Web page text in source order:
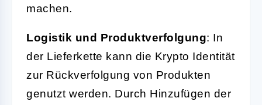
machen.
Logistik und Produktverfolgung: In
der Lieferkette kann die Krypto Identität
zur Rückverfolgung von Produkten
genutzt werden. Durch Hinzufügen der